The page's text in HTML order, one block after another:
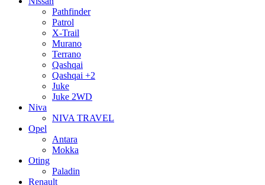
Pathfinder
Patrol
X-Trail
Murano
Terrano
Qashqai
Qashqai +2
Juke
Juke 2WD
Niva
NIVA TRAVEL
Opel
Antara
Mokka
Oting
Paladin
Renault